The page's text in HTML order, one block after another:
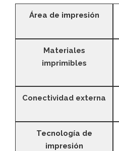
Área de impresión
Materiales
imprimibles
Conectividad externa
Tecnología de
impresión